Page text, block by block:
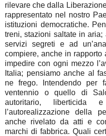
rilevare che dalla
rappresentato nel nostro
istituzioni democratiche.
treni, stazioni saltate in
servizi segreti e ad
compiere, anche in rapporto
impedire con ogni mezzo
Italia; pensiamo anche al
ne frego. Intendendo per
ventennio o quello di
autoritario, liberticida e
l’autorealizzazione della
anche rivelato da atti e
marchi di fabbrica. Quali